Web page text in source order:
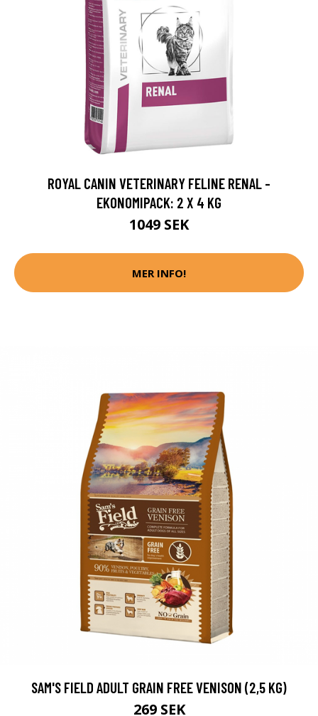
ROYAL CANIN VETERINARY FELINE RENAL -
EKONOMIPACK: 2 X 4 KG
1049 SEK
MER INFO!
SAM'S FIELD ADULT GRAIN FREE VENISON (2,5 KG)
269 SEK